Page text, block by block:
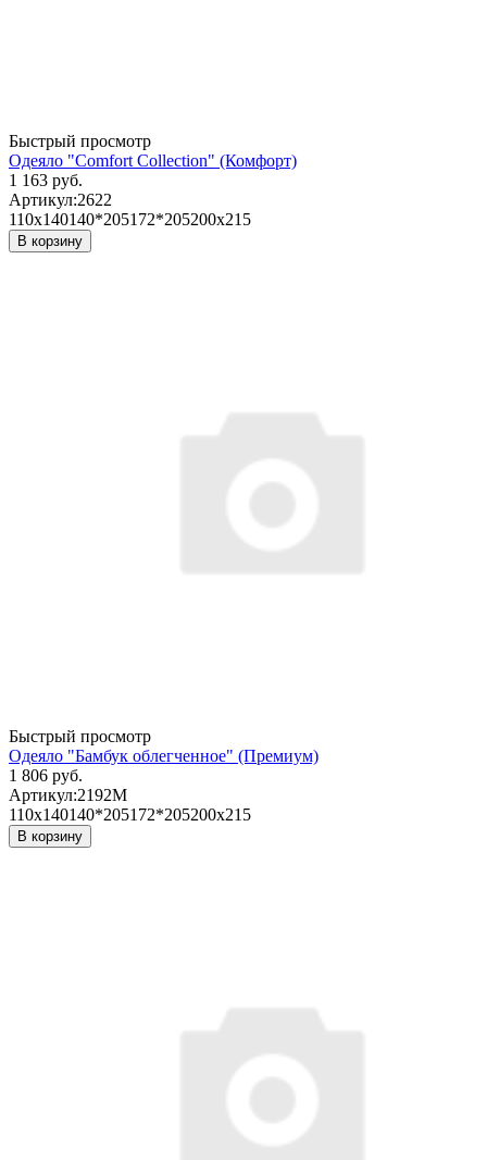
Быстрый просмотр
Одеяло "Comfort Collection" (Комфорт)
1 163 руб.
Артикул:2622
110х140140*205172*205200х215
В корзину
Быстрый просмотр
Одеяло "Бамбук облегченное" (Премиум)
1 806 руб.
Артикул:2192М
110х140140*205172*205200х215
В корзину